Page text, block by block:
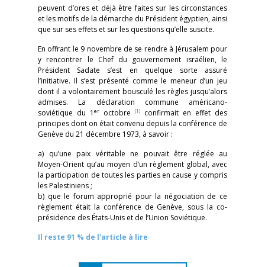
peuvent d’ores et déjà être faites sur les circonstances
et les motifs de la démarche du Président égyptien, ainsi
que sur ses effets et sur les questions qu’elle suscite.
En offrant le 9 novembre de se rendre à Jérusalem pour
y rencontrer le Chef du gouvernement israélien, le
Président Sadate s’est en quelque sorte assuré
l’initiative. Il s’est présenté comme le meneur d’un jeu
dont il a volontairement bousculé les règles jusqu’alors
admises. La déclaration commune américano-
soviétique du 1 er octobre (1)
confirmait en effet des
principes dont on était convenu depuis la conférence de
Genève du 21 décembre 1973, à savoir :
a) qu’une paix véritable ne pouvait être réglée au
Moyen-Orient qu’au moyen d’un règlement global, avec
la participation de toutes les parties en cause y compris
les Palestiniens ;
b) que le forum approprié pour la négociation de ce
règlement était la conférence de Genève, sous la co-
présidence des États-Unis et de l’Union Soviétique.
Il reste 91 % de l'article à lire